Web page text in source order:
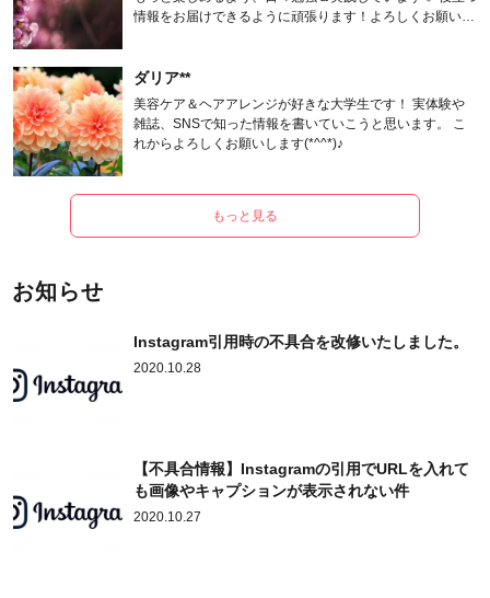
情報をお届けできるように頑張ります！よろしくお願いし
ダリア**
美容ケア＆ヘアアレンジが好きな大学生です！ 実体験や
雑誌、SNSで知った情報を書いていこうと思います。 こ
れからよろしくお願いします(*^^*)♪
もっと見る
お知らせ
Instagram引用時の不具合を改修いたしました。
2020.10.28
【不具合情報】Instagramの引用でURLを入れて
も画像やキャプションが表示されない件
2020.10.27